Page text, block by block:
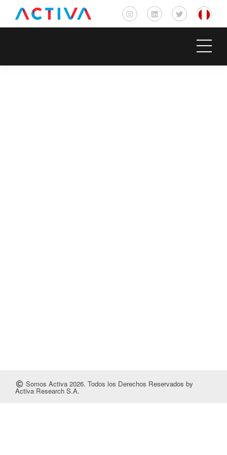
Somos Activa 2026. Todos los Derechos Reservados by
Activa Research S.A.